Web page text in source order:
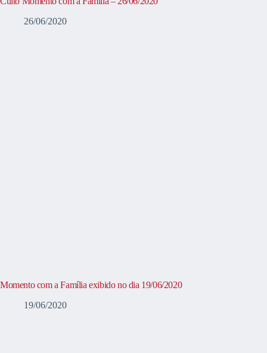
26/06/2020
Momento com a Família exibido no dia 19/06/2020
19/06/2020